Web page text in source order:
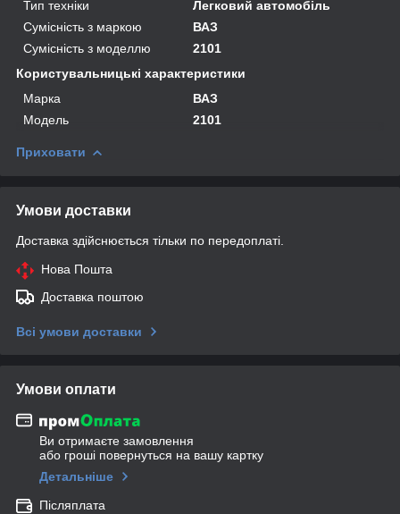
Тип техніки
Легковий автомобіль
Сумісність з маркою
ВАЗ
Сумісність з моделлю
2101
Користувальницькі характеристики
Марка
ВАЗ
Модель
2101
Приховати
Умови доставки
Доставка здійснюється тільки по передоплаті.
Нова Пошта
Доставка поштою
Всі умови доставки
Умови оплати
Ви отримаєте замовлення
або гроші повернуться на вашу картку
Детальніше
Післяплата